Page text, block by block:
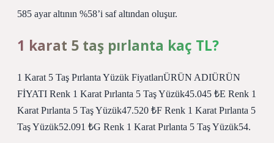
585 ayar altının %58’i saf altından oluşur.
1 karat 5 taş pırlanta kaç TL?
1 Karat 5 Taş Pırlanta Yüzük FiyatlarıÜRÜN ADIÜRÜN
FİYATI Renk 1 Karat Pırlanta 5 Taş Yüzük45.045 ₺E Renk 1
Karat Pırlanta 5 Taş Yüzük47.520 ₺F Renk 1 Karat Pırlanta 5
Taş Yüzük52.091 ₺G Renk 1 Karat Pırlanta 5 Taş Yüzük54.